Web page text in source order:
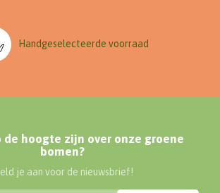
Handgeselecteerde voorraad
hoogte zijn over onze groene
bomen?
je aan voor de nieuwsbrief!